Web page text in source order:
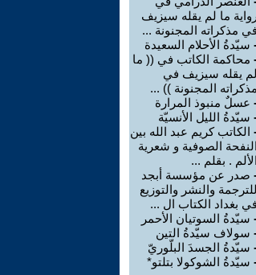
ما لم يقله سيزيف
في مذكراته المجنونة ...
سيّدةُ الأحلام السعيدة
محاكمة الكاتب في (( ما
لم يقله سيزيف في
مذكراته المجنونة )) ...
عسلٌ منبوذ المرارة
سيّدةُ الليل الأنسيّة
الكاتب كريم عبد الله بين
النفحة الصوفية و شعرية
الألم . بقلم ...
صدر عن مؤسسة أبجد
للترجمة والنشر والتوزيع
في بغداد الكتاب ال ...
سيّدةُ السوتيان الأحمر
سولاف سيّدةُ التين
سيّدةُ الجسدَ البلّوريّ
سيّدةُ الشوكولا بتلتو*